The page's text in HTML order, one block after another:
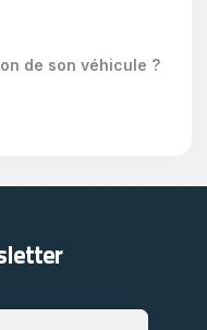
de son véhicule ?